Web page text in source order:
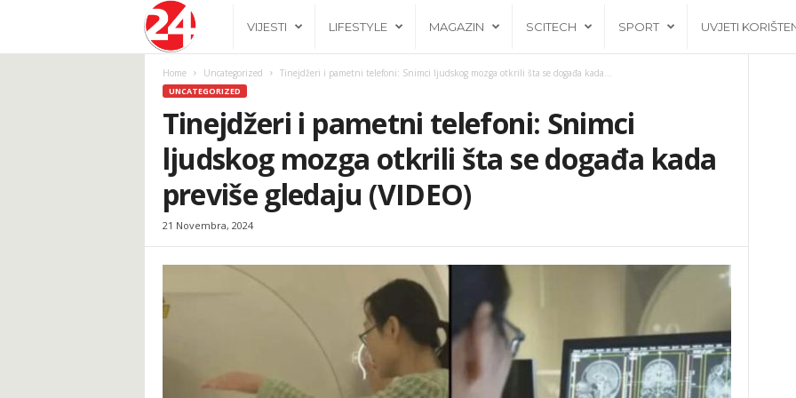
h
.
b
a
VIJESTI LIFESTYLE MAGAZIN SCITECH SPORT UVJETI
Home Uncategorized Tinejdžeri i pametni telefoni: Snimci ljudskog mozga otkrili šta se događa kada...
UNCATEGORIZED
Tinejdžeri i pametni telefoni: Snimci
ljudskog mozga otkrili šta se događa kada
previše gledaju (VIDEO)
21 Novembra, 2024